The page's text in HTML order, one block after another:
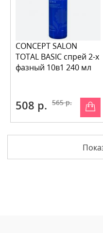
CONCEPT SALON
TOTAL BASIC спрей 2-х
фазный 10в1 240 мл
508 р. 565 р.